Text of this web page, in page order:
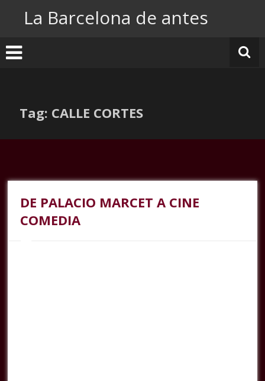
La Barcelona de antes
Tag: CALLE CORTES
DE PALACIO MARCET A CINE
COMEDIA